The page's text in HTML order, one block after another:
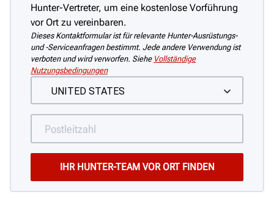
Hunter-Vertreter, um eine kostenlose Vorführung
vor Ort zu vereinbaren.
Dieses Kontaktformular ist für relevante Hunter-Ausrüstungs-
und -Serviceanfragen bestimmt. Jede andere Verwendung ist
verboten und wird verworfen. Siehe Vollständige
Nutzungsbedingungen